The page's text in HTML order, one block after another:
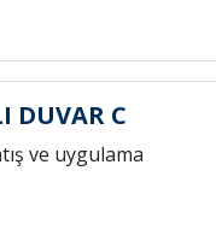
DUVAR C
ve uygulama